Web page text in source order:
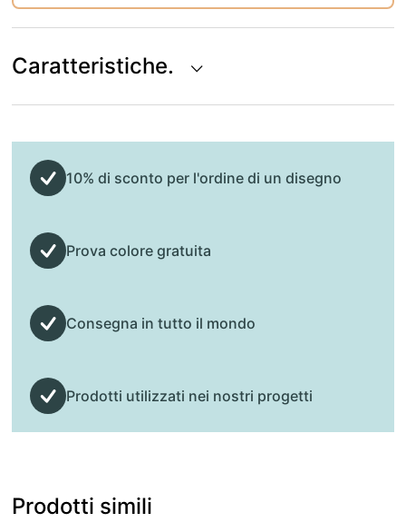
Caratteristiche.
10% di sconto per l'ordine di un disegno
Prova colore gratuita
Consegna in tutto il mondo
Prodotti utilizzati nei nostri progetti
Prodotti simili